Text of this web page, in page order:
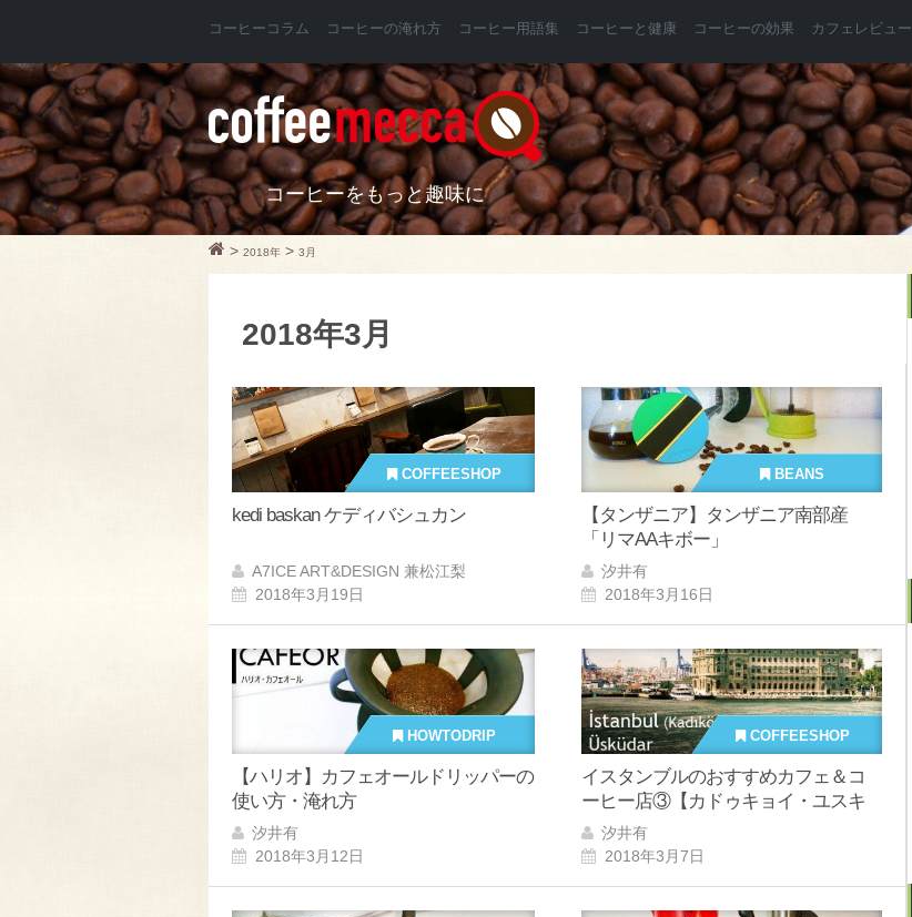
コーヒーコラム コーヒーの淹れ方 コーヒー用語集 コーヒーと健康 コーヒーの効果 カフェレビュー
コーヒーをもっと趣味に
> 2018年 > 3月
2018年3月
COFFEESHOP
kedi baskan ケディバシュカン
A7ICE ART&DESIGN 兼松江梨
2018年3月19日
BEANS
【タンザニア】タンザニア南部産
「リマAAキボー」
汐井有
2018年3月16日
HOWTODRIP
【ハリオ】カフェオールドリッパーの
使い方・淹れ方
汐井有
2018年3月12日
COFFEESHOP
イスタンブルのおすすめカフェ＆コ
ーヒー店③【カドゥキョイ・ユスキ
ュダル】
汐井有
2018年3月7日